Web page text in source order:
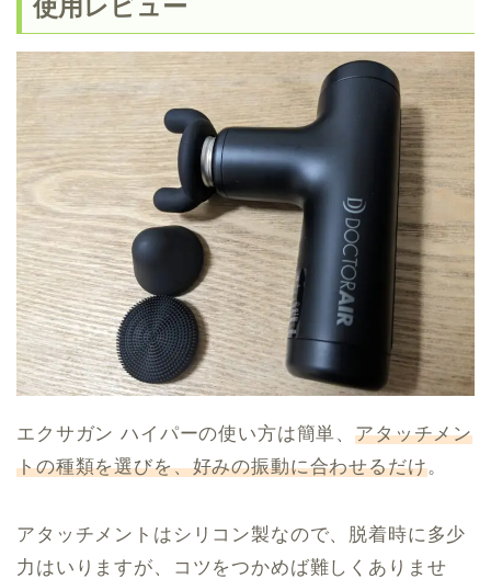
使用レビュー
エクサガン ハイパーの使い方は簡単、アタッチメン
トの種類を選びを、好みの振動に合わせるだけ。
アタッチメントはシリコン製なので、脱着時に多少
力はいりますが、コツをつかめば難しくありませ